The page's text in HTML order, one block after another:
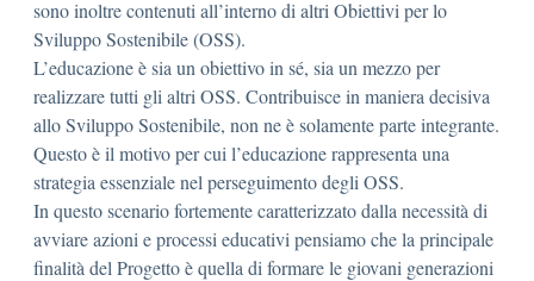
sono inoltre contenuti all’interno di altri Obiettivi per lo
Sviluppo Sostenibile (OSS).
L’educazione è sia un obiettivo in sé, sia un mezzo per
realizzare tutti gli altri OSS. Contribuisce in maniera decisiva
allo Sviluppo Sostenibile, non ne è solamente parte integrante.
Questo è il motivo per cui l’educazione rappresenta una
strategia essenziale nel perseguimento degli OSS.
In questo scenario fortemente caratterizzato dalla necessità di
avviare azioni e processi educativi pensiamo che la principale
finalità del Progetto è quella di formare le giovani generazioni